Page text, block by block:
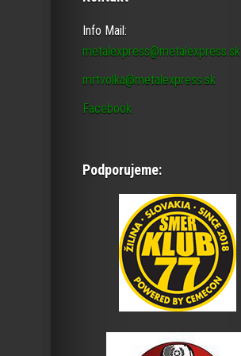
Info Mail:
metalexpress@metalexpress.sk
mrtvolka@metalexpress.sk
Facebook
Podporujeme: